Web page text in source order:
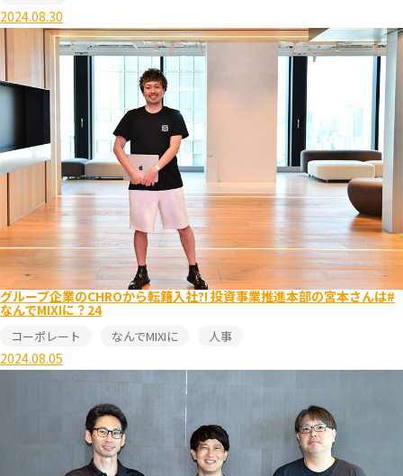
2024.08.30
グループ企業のCHROから転籍入社?! 投資事業推進本部の宮本さんは#
なんでMIXIに？24
コーポレート なんでMIXIに 人事
2024.08.05